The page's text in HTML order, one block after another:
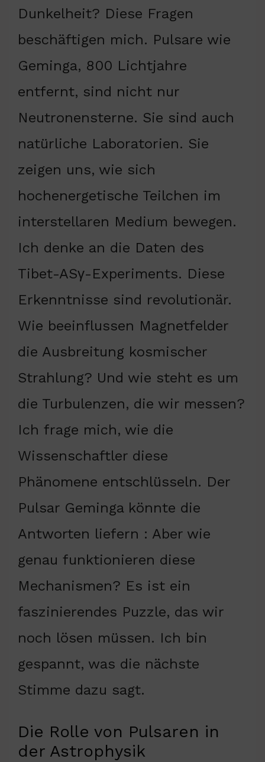
Dunkelheit? Diese Fragen
beschäftigen mich. Pulsare wie
Geminga, 800 Lichtjahre
entfernt, sind nicht nur
Neutronensterne. Sie sind auch
natürliche Laboratorien. Sie
zeigen uns, wie sich
hochenergetische Teilchen im
interstellaren Medium bewegen.
Ich denke an die Daten des
Tibet-ASγ-Experiments. Diese
Erkenntnisse sind revolutionär.
Wie beeinflussen Magnetfelder
die Ausbreitung kosmischer
Strahlung? Und wie steht es um
die Turbulenzen, die wir messen?
Ich frage mich, wie die
Wissenschaftler diese
Phänomene entschlüsseln. Der
Pulsar Geminga könnte die
Antworten liefern : Aber wie
genau funktionieren diese
Mechanismen? Es ist ein
faszinierendes Puzzle, das wir
noch lösen müssen. Ich bin
gespannt, was die nächste
Stimme dazu sagt.
Die Rolle von Pulsaren in
der Astrophysik